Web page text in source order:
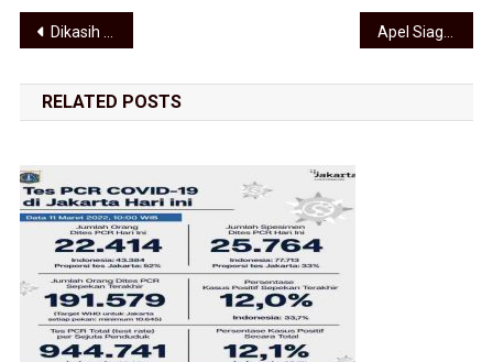
Navigasi pos
Dikasih Bonus, Bila Satgas Pram-Rano Tangkap Pelaku Politik Uang
RELATED POSTS